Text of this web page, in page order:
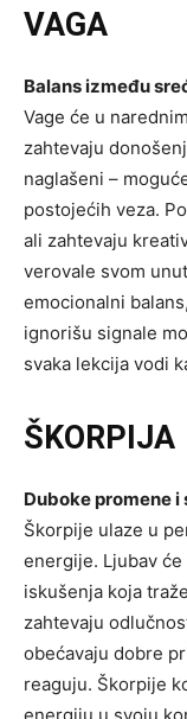
VAGA
Balans između
Vage će u
zahtevaju
naglašeni –
postojećih veza.
ali zahtevaju
verovale svom
emocionalni
ignorišu signale
svaka lekcija vodi
ŠKORPIJA
Duboke promene
Škorpije ulaze u
energije. Ljubav
iskušenja koja
zahtevaju
obećavaju dobre
reaguju. Škorpije